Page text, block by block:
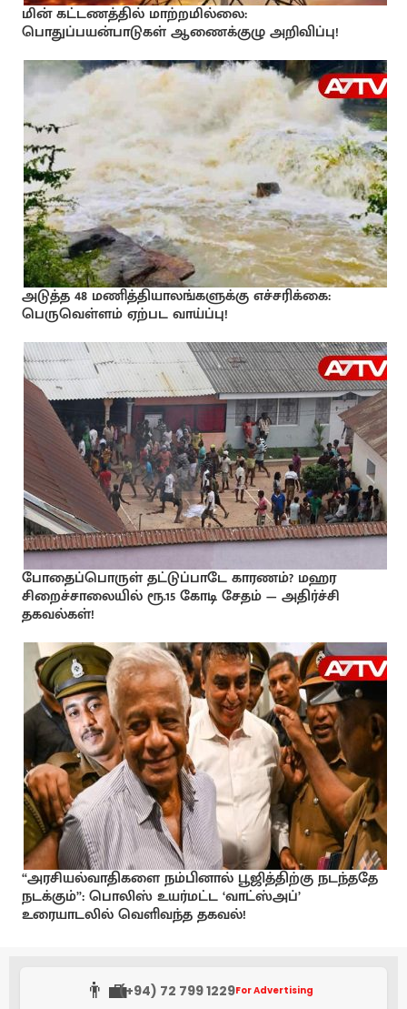
மின் கட்டணத்தில் மாற்றமில்லை:
பொதுப்பயன்பாடுகள் ஆணைக்குழு அறிவிப்பு!
அடுத்த 48 மணித்தியாலங்களுக்கு எச்சரிக்கை:
பெருவெள்ளம் ஏற்பட வாய்ப்பு!
போதைப்பொருள் தட்டுப்பாடே காரணம்? மஹர
சிறைச்சாலையில் ரூ.15 கோடி சேதம் — அதிர்ச்சி
தகவல்கள்!
“அரசியல்வாதிகளை நம்பினால் பூஜித்திற்கு நடந்ததே
நடக்கும்”: பொலிஸ் உயர்மட்ட ‘வாட்ஸ்அப்’
உரையாடலில் வெளிவந்த தகவல்!
👨‍💼(+94) 72 799 1229For Advertising